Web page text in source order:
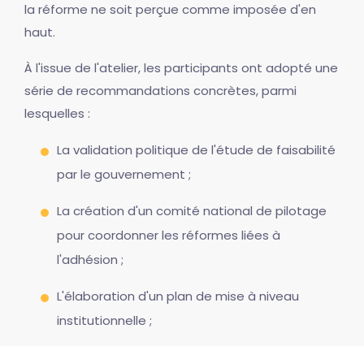
la réforme ne soit perçue comme imposée d'en
haut.
À l'issue de l'atelier, les participants ont adopté une
série de recommandations concrètes, parmi
lesquelles :
La validation politique de l'étude de faisabilité
par le gouvernement ;
La création d'un comité national de pilotage
pour coordonner les réformes liées à
l'adhésion ;
L'élaboration d'un plan de mise à niveau
institutionnelle ;